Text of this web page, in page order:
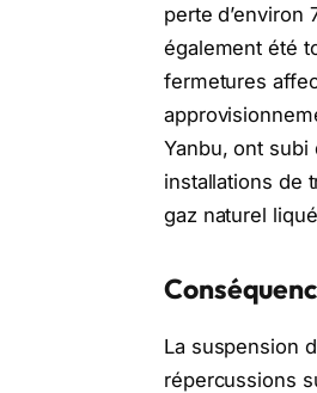
perte d’environ
également été
fermetures
Yanbu, ont
installations de
gaz naturel
La suspension
répercussions